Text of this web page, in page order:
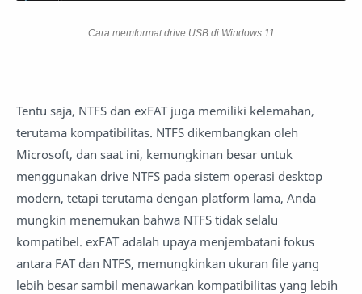
Cara memformat drive USB di Windows 11
Tentu saja, NTFS dan exFAT juga memiliki kelemahan,
terutama kompatibilitas. NTFS dikembangkan oleh
Microsoft, dan saat ini, kemungkinan besar untuk
menggunakan drive NTFS pada sistem operasi desktop
modern, tetapi terutama dengan platform lama, Anda
mungkin menemukan bahwa NTFS tidak selalu
kompatibel. exFAT adalah upaya menjembatani fokus
antara FAT dan NTFS, memungkinkan ukuran file yang
lebih besar sambil menawarkan kompatibilitas yang lebih